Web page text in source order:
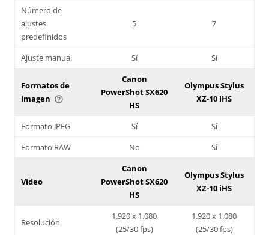
Número de
ajustes
predefinidos
5 7
Ajuste manual Sí Sí
Formatos de
imagen help_outline
Canon
PowerShot SX620
HS
Olympus Stylus
XZ-10 iHS
Formato JPEG Sí
Sí
Formato RAW
No Sí
Vídeo
Canon
PowerShot SX620
HS
Olympus Stylus
XZ-10 iHS
Resolución
1.920 x 1.080
(25/30 fps)
1.920 x 1.080
(25/30 fps)